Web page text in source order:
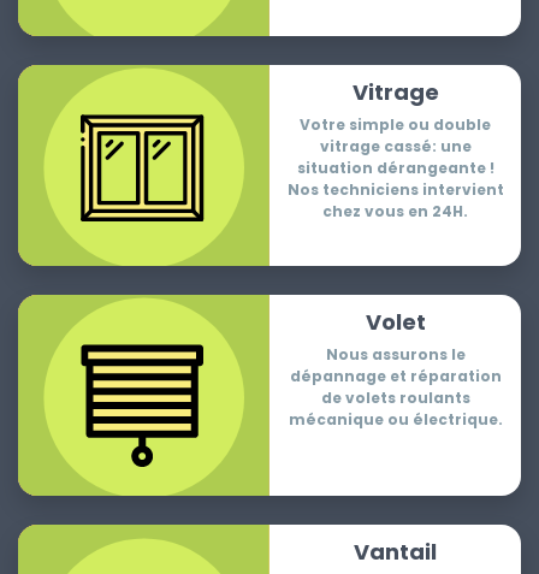
Vitrage
Votre simple ou double
vitrage cassé: une
situation dérangeante !
Nos techniciens intervient
chez vous en 24H.
Volet
Nous assurons le
dépannage et réparation
de volets roulants
mécanique ou électrique.
Vantail